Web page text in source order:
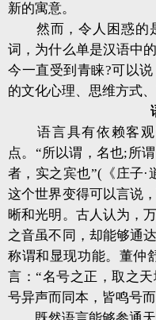
新的寓意。
然而，令人困惑的
词，为什么单是汉语中
今一直受到青睐?可以
的文化心理、思维方式
语言具有依赖客观
点。“所以谓，名也;所
者，实之宾也”(《庄子
这个世界变得可以言说
晰和光明。古人认为，
之音虽不同，却能够通
称谓和显现功能。董仲
言：“名号之正，取之
号异声而同本，皆鸣号